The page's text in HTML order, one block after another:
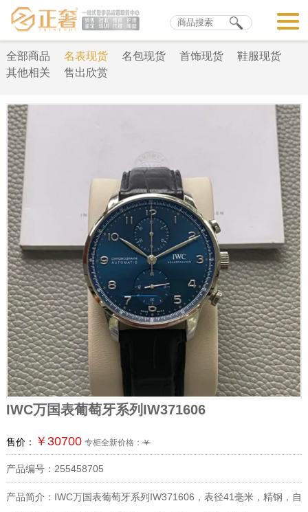
全部商品 名表现货 名包现货 首饰现货
鞋服现货
其他相关
售出欣赏
IWC万国表葡萄牙系列IW371606
售价： ￥30700 专柜全新价格： ￥
产品编号：255458705
产品简介：IWC万国表葡萄牙系列IW371606，表径41毫米，精钢，自